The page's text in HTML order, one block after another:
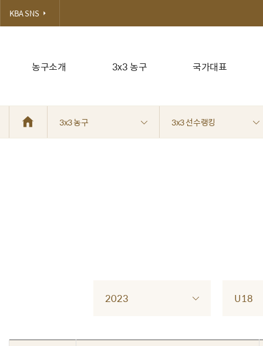
농구소개 3x3 농구 국가대표
KBA SNS
3x3 농구 3x3 선수랭킹
2023 U18